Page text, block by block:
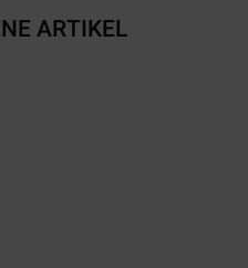
ARTIKEL